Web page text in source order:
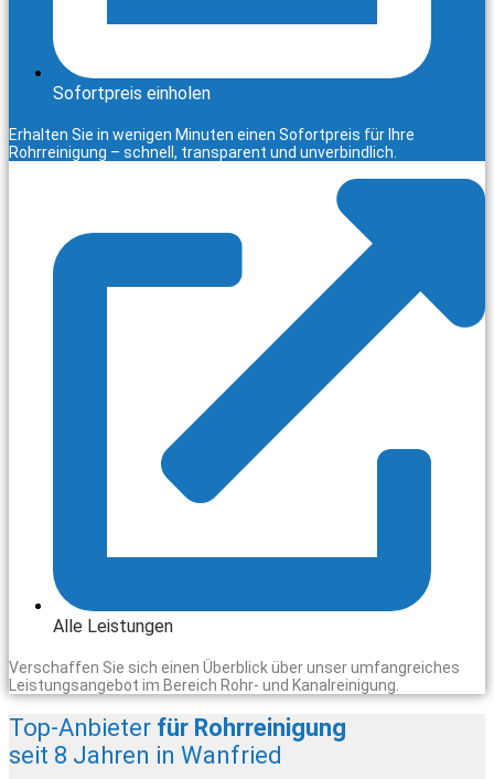
Sofortpreis einholen
Erhalten Sie in wenigen Minuten einen Sofortpreis für Ihre
Rohrreinigung – schnell, transparent und unverbindlich.
Alle Leistungen
Verschaffen Sie sich einen Überblick über unser umfangreiches
Leistungsangebot im Bereich Rohr- und Kanalreinigung.
Top-Anbieter für Rohrreinigung
seit 8 Jahren in Wanfried